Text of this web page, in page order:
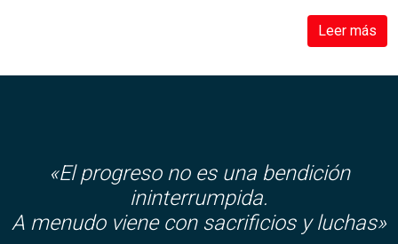
Leer más
«El progreso no es una bendición
ininterrumpida.
A menudo viene con sacrificios y luchas»